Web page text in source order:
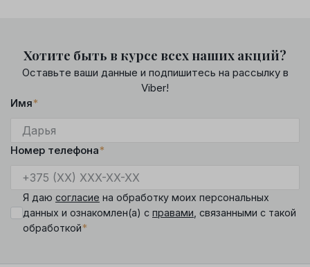
Хотите быть в курсе всех наших акций?
Оставьте ваши данные и подпишитесь на рассылку в
Viber!
Имя*
Номер телефона*
Я даю согласие на обработку моих персональных
данных и ознакомлен(а) с правами , связанными с такой
обработкой*